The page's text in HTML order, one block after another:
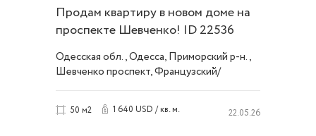
Продам квартиру в новом доме на
проспекте Шевченко! ID 22536
Одесская обл., Одесса, Приморский р-н.,
Шевченко проспект, Французский/
50 м2 1 640 USD / кв. м. 22.05.26